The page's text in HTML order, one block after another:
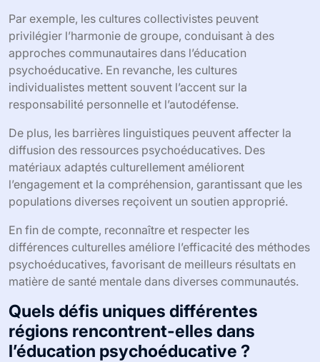
Par exemple, les cultures collectivistes peuvent
privilégier l’harmonie de groupe, conduisant à des
approches communautaires dans l’éducation
psychoéducative. En revanche, les cultures
individualistes mettent souvent l’accent sur la
responsabilité personnelle et l’autodéfense.
De plus, les barrières linguistiques peuvent affecter la
diffusion des ressources psychoéducatives. Des
matériaux adaptés culturellement améliorent
l’engagement et la compréhension, garantissant que les
populations diverses reçoivent un soutien approprié.
En fin de compte, reconnaître et respecter les
différences culturelles améliore l’efficacité des méthodes
psychoéducatives, favorisant de meilleurs résultats en
matière de santé mentale dans diverses communautés.
Quels défis uniques différentes
régions rencontrent-elles dans
l’éducation psychoéducative ?